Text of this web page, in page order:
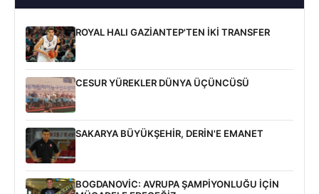
ROYAL HALI GAZİANTEP'TEN İKİ TRANSFER
CESUR YÜREKLER DÜNYA ÜÇÜNCÜSÜ
SAKARYA BÜYÜKŞEHİR, DERİN'E EMANET
BOGDANOVİC: AVRUPA ŞAMPİYONLUĞU İÇİN